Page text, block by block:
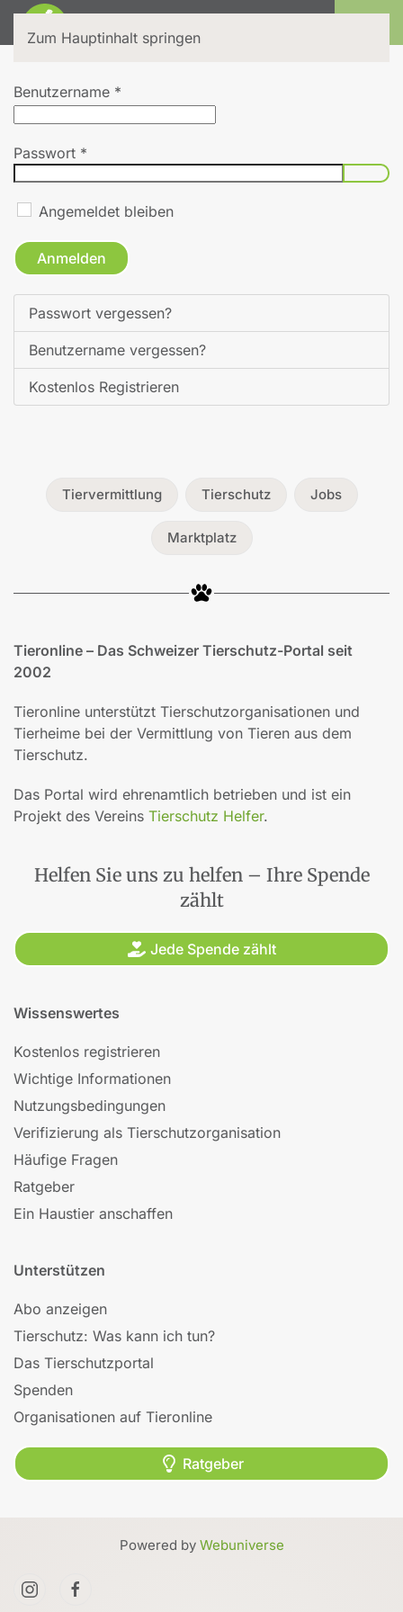
Zum Hauptinhalt springen
Benutzername *
Passwort *
Angemeldet bleiben
Anmelden
Passwort vergessen?
Benutzername vergessen?
Kostenlos Registrieren
Tiervermittlung Tierschutz Jobs
Marktplatz
Tieronline – Das Schweizer Tierschutz-Portal seit
2002
Tieronline unterstützt Tierschutzorganisationen und
Tierheime bei der Vermittlung von Tieren aus dem
Tierschutz.
Das Portal wird ehrenamtlich betrieben und ist ein
Projekt des Vereins Tierschutz Helfer.
Helfen Sie uns zu helfen – Ihre Spende
zählt
Jede Spende zählt
Wissenswertes
Kostenlos registrieren
Wichtige Informationen
Nutzungsbedingungen
Verifizierung als Tierschutzorganisation
Häufige Fragen
Ratgeber
Ein Haustier anschaffen
Unterstützen
Abo anzeigen
Tierschutz: Was kann ich tun?
Das Tierschutzportal
Spenden
Organisationen auf Tieronline
Ratgeber
Powered by Webuniverse